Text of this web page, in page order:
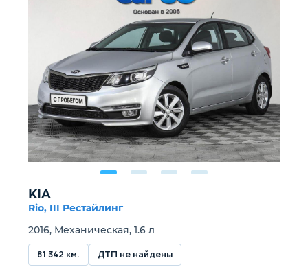
KIA
Rio, III Рестайлинг
2016, Механическая, 1.6 л
81 342 км. ДТП не найдены